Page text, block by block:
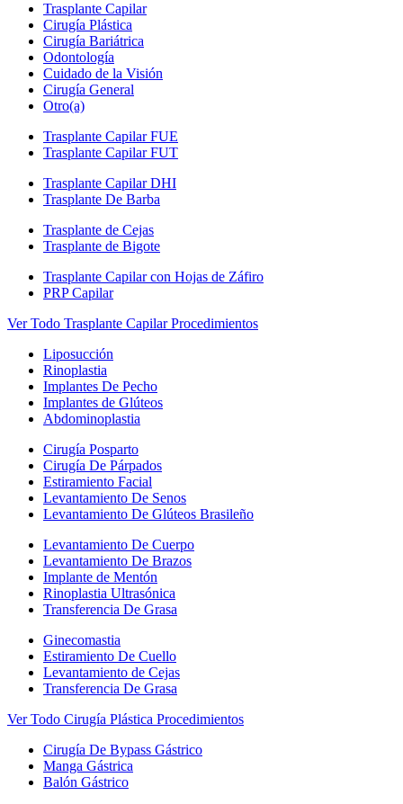
Trasplante Capilar
Cirugía Plástica
Cirugía Bariátrica
Odontología
Cuidado de la Visión
Cirugía General
Otro(a)
Trasplante Capilar FUE
Trasplante Capilar FUT
Trasplante Capilar DHI
Trasplante De Barba
Trasplante de Cejas
Trasplante de Bigote
Trasplante Capilar con Hojas de Záfiro
PRP Capilar
Ver Todo Trasplante Capilar Procedimientos
Liposucción
Rinoplastia
Implantes De Pecho
Implantes de Glúteos
Abdominoplastia
Cirugía Posparto
Cirugía De Párpados
Estiramiento Facial
Levantamiento De Senos
Levantamiento De Glúteos Brasileño
Levantamiento De Cuerpo
Levantamiento De Brazos
Implante de Mentón
Rinoplastia Ultrasónica
Transferencia De Grasa
Ginecomastia
Estiramiento De Cuello
Levantamiento de Cejas
Transferencia De Grasa
Ver Todo Cirugía Plástica Procedimientos
Cirugía De Bypass Gástrico
Manga Gástrica
Balón Gástrico